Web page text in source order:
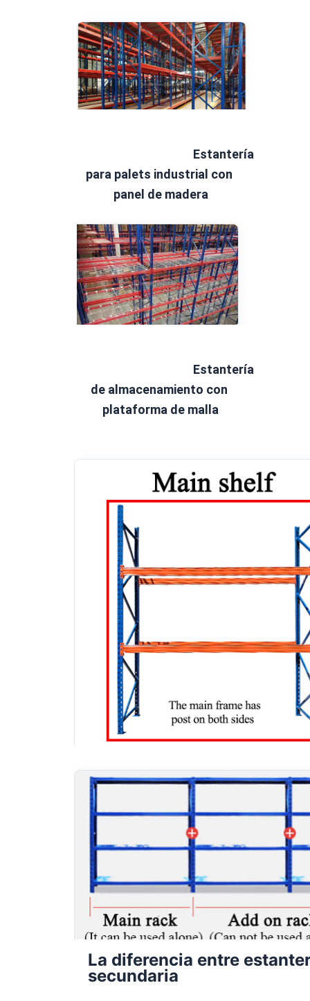
Estantería
para palets industrial con
panel de madera
Estantería
de almacenamiento con
plataforma de malla
La diferencia entre
secundaria